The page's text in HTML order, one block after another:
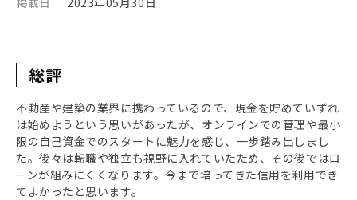
総評
不動産や建築の業界に携わっているので、現金を貯めていずれ
は始めようという思いがあったが、オンラインでの管理や最小
限の自己資金でのスタートに魅力を感じ、一歩踏み出しまし
た。後々は転職や独立も視野に入れていたため、その後ではロ
ーンが組みにくくなります。今まで培ってきた信用を利用でき
てよかったと思います。